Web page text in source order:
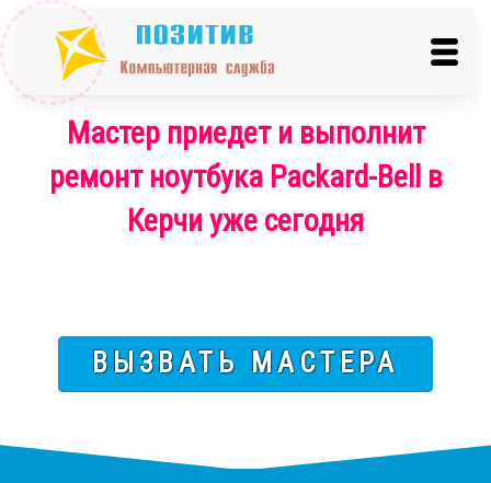
Мастер приедет и выполнит
ремонт ноутбука Packard-Bell в
Керчи уже сегодня
ВЫЗВАТЬ МАСТЕРА